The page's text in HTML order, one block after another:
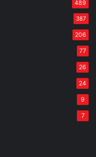
489
387
206
77
26
24
9
7